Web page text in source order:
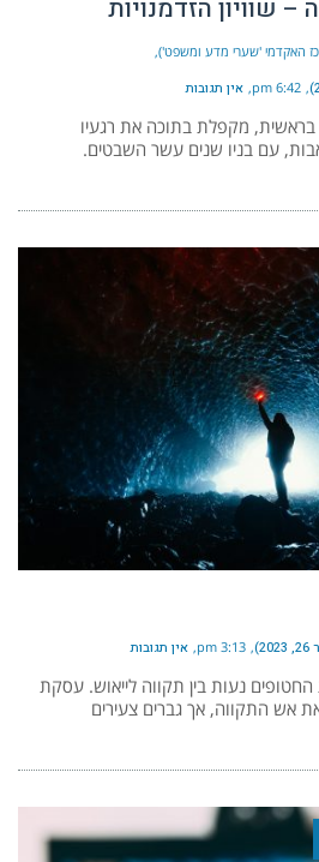
– שוויון הזדמנויות
האקדמי 'שערי מדע ומשפט')
6:42 pm אין תגובות
מקפלת בתוכה את רגעיו
עם בניו שנים עשר השבטים.
3:13 pm אין תגובות
נעות בין תקווה לייאוש. עסקת
אש התקווה, אך גברים צעירים